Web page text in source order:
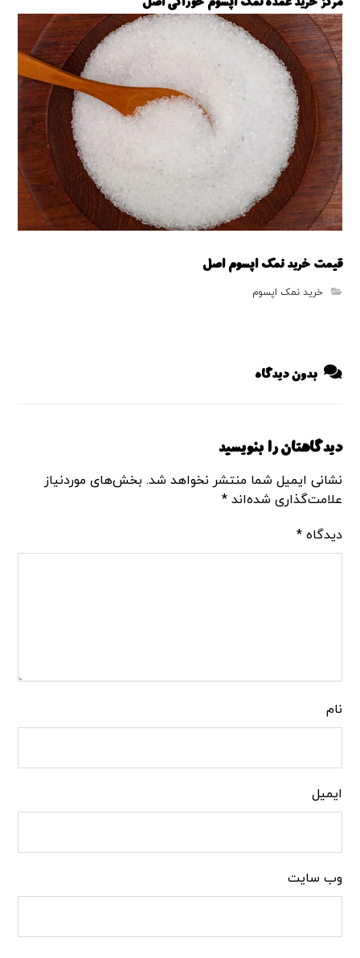
مرکز خرید عمده نمک اپسوم خوراکی اصل
نمک اپسوم خوراکی
قیمت خرید نمک اپسوم اصل
خرید نمک اپسوم
بدون دیدگاه
دیدگاهتان را بنویسید
نشانی ایمیل شما منتشر نخواهد شد. بخش‌های موردنیاز
علامت‌گذاری شده‌اند*
دیدگاه*
نام
ایمیل
وب‌ سایت